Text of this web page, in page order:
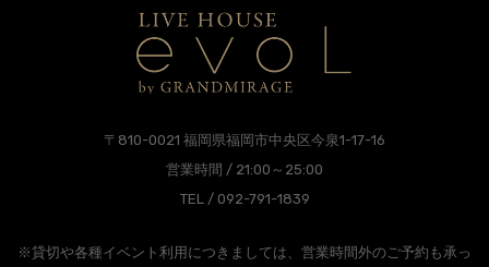
〒810-0021 福岡県福岡市中央区今泉1-17-16
営業時間 / 21:00～25:00
TEL / 092-791-1839
※貸切や各種イベント利用につきましては、営業時間外のご予約も承っ